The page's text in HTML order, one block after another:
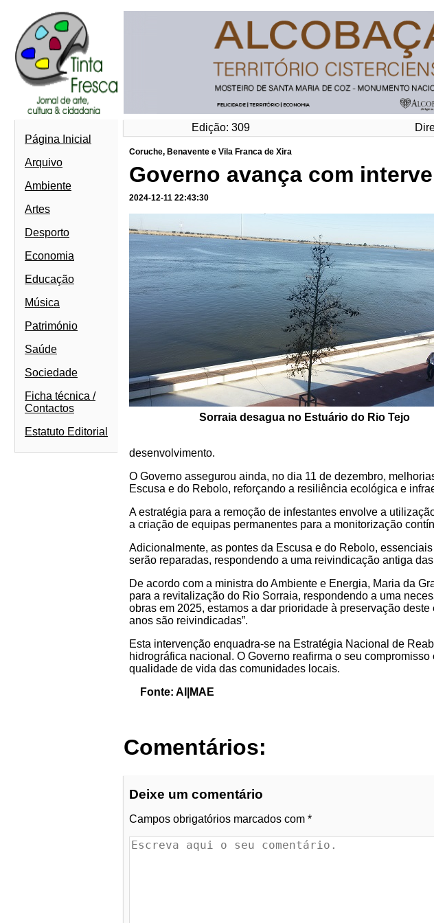
Edição: 309
Página Inicial
Arquivo
Ambiente
Artes
Desporto
Economia
Educação
Música
Património
Saúde
Sociedade
Ficha técnica /
Contactos
Estatuto Editorial
Coruche, Benavente e Vila Franca de Xira
Governo avança com
2024-12-11 22:43:30
Sorraia desagua no Estuário do Rio Tejo
desenvolvimento.
O Governo assegurou ainda, no dia 11 de dezembro,
Escusa e do Rebolo, reforçando a resiliência ecológica e
A estratégia para a remoção de infestantes envolve a
a criação de equipas permanentes para a monitorização
Adicionalmente, as pontes da Escusa e do Rebolo,
serão reparadas, respondendo a uma reivindicação antiga
De acordo com a ministra do Ambiente e Energia, Maria da
para a revitalização do Rio Sorraia, respondendo a uma
obras em 2025, estamos a dar prioridade à preservação
anos são reivindicadas”.
Esta intervenção enquadra-se na Estratégia Nacional de
hidrográfica nacional. O Governo reafirma o seu
qualidade de vida das comunidades locais.
Fonte: AI|MAE
Comentários:
Deixe um comentário
Campos obrigatórios marcados com *